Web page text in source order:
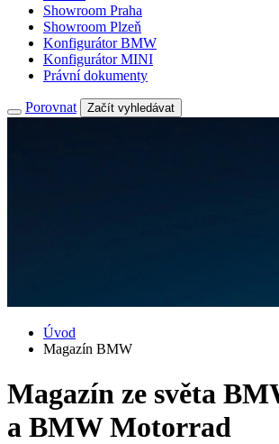
Showroom Praha
Showroom Plzeň
Konfigurátor BMW
Konfigurátor MINI
Právní dokumenty
Porovnat Začít vyhledávat
Úvod
Magazín BMW
Magazín ze světa
a BMW Motorrad